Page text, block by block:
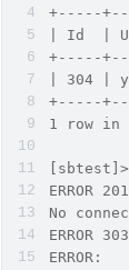
+-----
| Id  |
+-----
| 304 |
+-----
1 row in
ERROR
No
ERROR
ERROR: